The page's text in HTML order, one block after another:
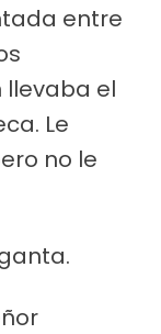
entre
llevaba el
Le
no le